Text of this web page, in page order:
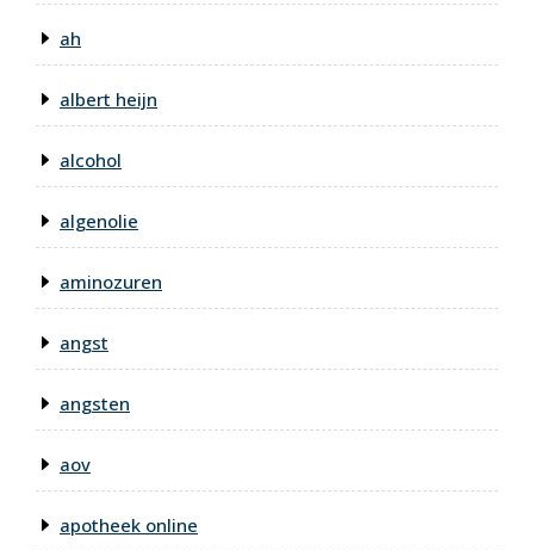
ah
albert heijn
alcohol
algenolie
aminozuren
angst
angsten
aov
apotheek online